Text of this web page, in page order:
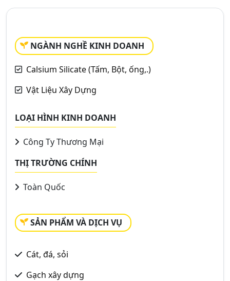
NGÀNH NGHỀ KINH DOANH
Calsium Silicate (Tấm, Bột, ống,.)
Vật Liệu Xây Dựng
LOẠI HÌNH KINH DOANH
Công Ty Thương Mại
THỊ TRƯỜNG CHÍNH
Toàn Quốc
SẢN PHẨM VÀ DỊCH VỤ
Cát, đá, sỏi
Gạch xây dựng